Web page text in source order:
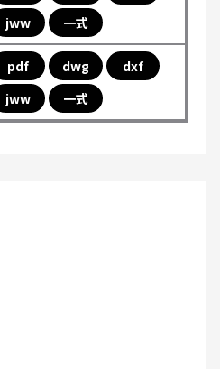
jww
一式
pdf dwg
dxf
jww
一式